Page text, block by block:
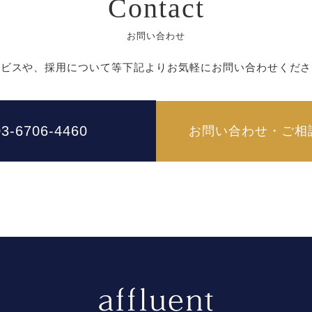
Contact
お問い合わせ
スや、採用について等下記よりお気軽にお問い合わせくださ
6706-4460 お問い合わせ・ご相